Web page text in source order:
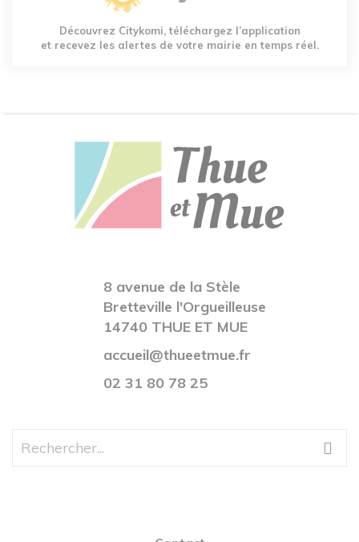
Découvrez Citykomi, téléchargez l’application
et recevez les alertes de votre mairie en temps réel.
8 avenue de la Stèle
Bretteville l'Orgueilleuse
14740 THUE ET MUE
accueil@thueetmue.fr
02 31 80 78 25